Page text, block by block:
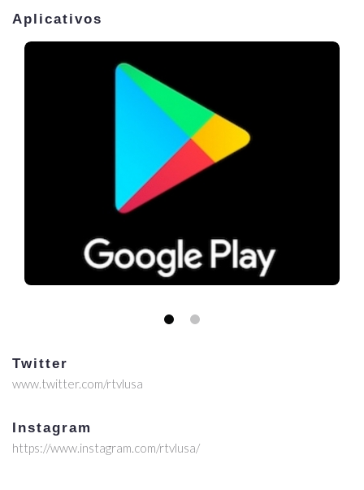
Aplicativos
Twitter
www.twitter.com/rtvlusa
Instagram
https://www.instagram.com/rtvlusa/